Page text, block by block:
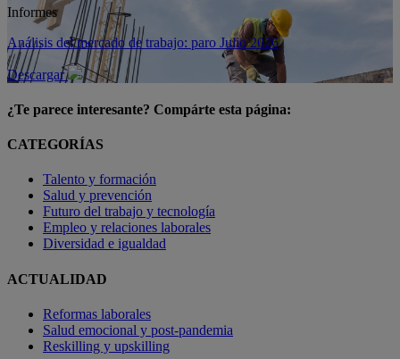
Informes
Análisis del mercado de trabajo: paro Julio 2026
Descargar
¿Te parece interesante? Compárte esta página:
CATEGORÍAS
Talento y formación
Salud y prevención
Futuro del trabajo y tecnología
Empleo y relaciones laborales
Diversidad e igualdad
ACTUALIDAD
Reformas laborales
Salud emocional y post-pandemia
Reskilling y upskilling